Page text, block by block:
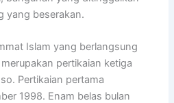
yang beserakan.
Islam yang berlangsung
pertikaian ketiga
Pertikaian pertama
1998. Enam belas bulan